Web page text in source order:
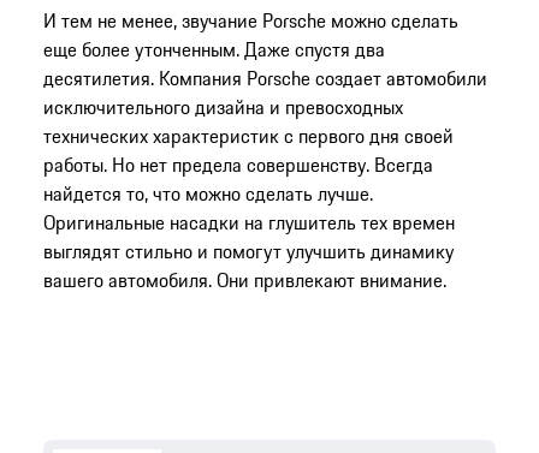
И тем не менее, звучание Porsche можно сделать
еще более утонченным. Даже спустя два
десятилетия. Компания Porsche создает автомобили
исключительного дизайна и превосходных
технических характеристик с первого дня своей
работы. Но нет предела совершенству. Всегда
найдется то, что можно сделать лучше.
Оригинальные насадки на глушитель тех времен
выглядят стильно и помогут улучшить динамику
вашего автомобиля. Они привлекают внимание.